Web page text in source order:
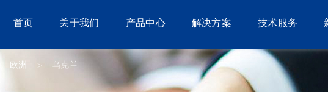
首页 关于我们 产品中心 解决方案 技术服务
欧洲 乌克兰